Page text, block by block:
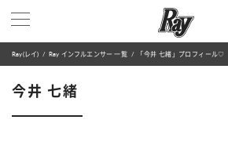
Ray(レイ) Ray インフルエンサー 一覧 「今井 七緒」プロフィール♡
今井 七緒